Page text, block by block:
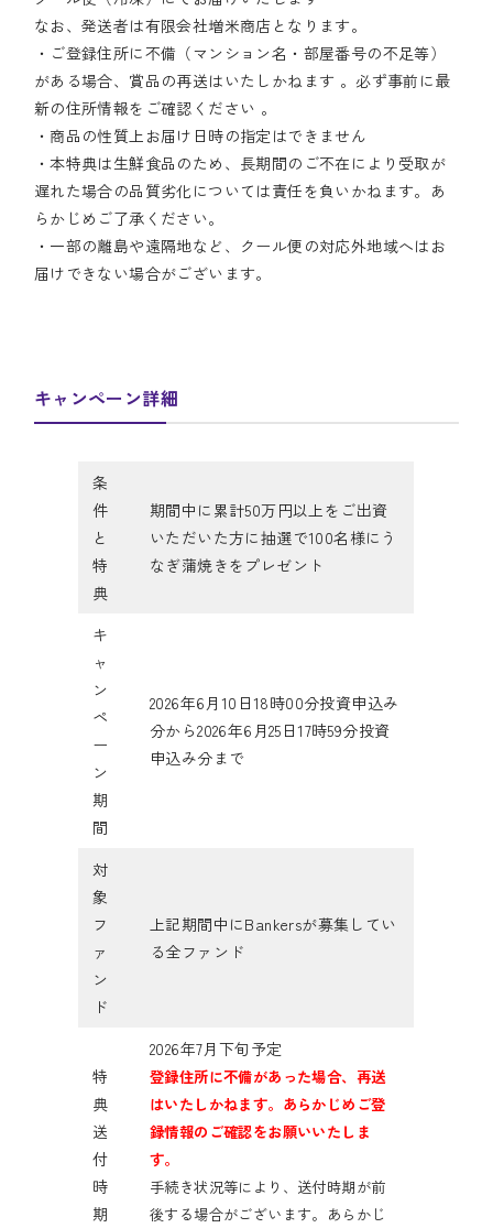
なお、発送者は有限会社増米商店となります。
・ご登録住所に不備（マンション名・部屋番号の不足等）
がある場合、賞品の再送はいたしかねます 。必ず事前に最
新の住所情報をご確認ください 。
・商品の性質上お届け日時の指定はできません
・本特典は生鮮食品のため、長期間のご不在により受取が
遅れた場合の品質劣化については責任を負いかねます。あ
らかじめご了承ください。
・一部の離島や遠隔地など、クール便の対応外地域へはお
届けできない場合がございます。
キャンペーン詳細
条
件
と
特
典
期間中に累計50万円以上をご出資
いただいた方に抽選で100名様にう
なぎ蒲焼きをプレゼント
キ
ャ
ン
ペ
ー
ン
期
間
2026年6月10日18時00分投資申込み
分から2026年6月25日17時59分投資
申込み分まで
対
象
フ
ァ
ン
ド
上記期間中にBankersが募集してい
る全ファンド
特
典
送
付
時
期
2026年7月下旬予定
登録住所に不備があった場合、再送
はいたしかねます。あらかじめご登
録情報のご確認をお願いいたしま
す。
手続き状況等により、送付時期が前
後する場合がございます。あらかじ